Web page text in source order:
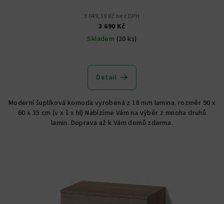
3 049,59 Kč bez DPH
3 690 Kč
Skladem (20 ks)
Detail
Moderní šuplíková komoda vyrobená z 18 mm lamina. rozměr 90 x
60 x 35 cm (v x š x hl) Nabízíme Vám na výběr z mnoha druhů
lamin. Doprava až k Vám domů zdarma.